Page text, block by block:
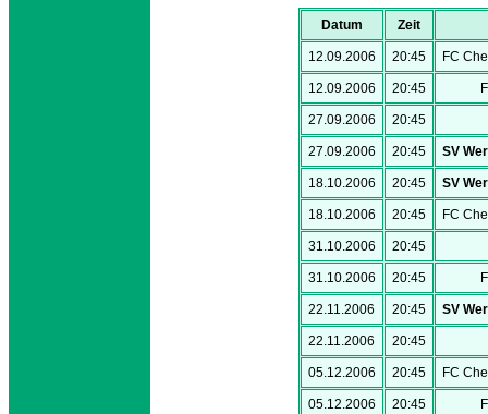
Datum Zeit
12.09.2006 20:45 FC
12.09.2006 20:45
27.09.2006 20:45
27.09.2006 20:45 SV
18.10.2006 20:45 SV
18.10.2006 20:45 FC
31.10.2006 20:45
31.10.2006 20:45
22.11.2006 20:45 SV
22.11.2006 20:45
05.12.2006 20:45 FC
05.12.2006 20:45